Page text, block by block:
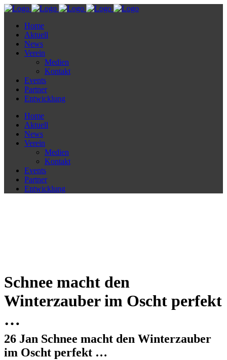
Home
Aktuell
News
Verein
Medien
Kontakt
Events
Partner
Entwicklung
Home
Aktuell
News
Verein
Medien
Kontakt
Events
Partner
Entwicklung
Schnee macht den
Winterzauber im Oscht perfekt
…
26 Jan Schnee macht den Winterzauber
im Oscht perfekt …